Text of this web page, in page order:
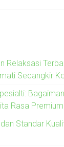
Relaksasi
Secangkir
Rasa Premium
Standar